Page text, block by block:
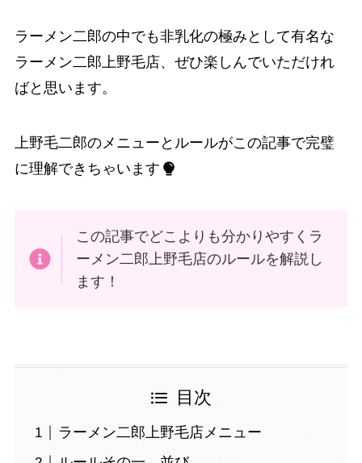
ラーメン二郎の中でも非乳化の極みとして有名な
ラーメン二郎上野毛店、ぜひ楽しんでいただけれ
ばと思います。
上野毛二郎のメニューとルールがこの記事で完璧
に理解できちゃいます
この記事でどこよりも分かりやすくラ
ーメン二郎上野毛店のルールを解説し
ます！
目次
ラーメン二郎上野毛店メニュー